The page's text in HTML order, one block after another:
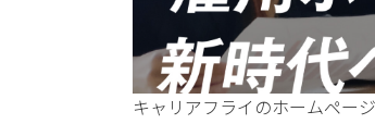
キャリアフライのホームペー